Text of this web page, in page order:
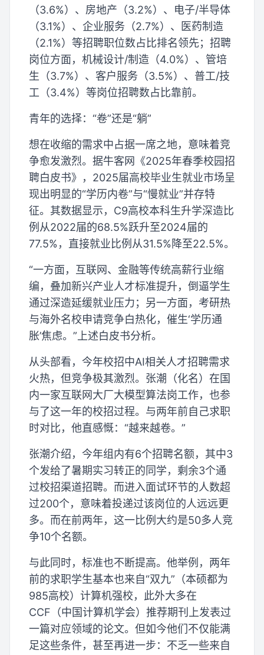
（3.6%）、房地产（3.2%）、电子/半导体
（3.1%）、企业服务（2.7%）、医药制造
（2.1%）等招聘职位数占比排名领先；招聘
岗位方面，机械设计/制造（4.0%）、管培
生（3.7%）、客户服务（3.5%）、普工/技
工（3.4%）等岗位招聘数占比靠前。
青年的选择：“卷”还是“躺”
想在收缩的需求中占据一席之地，意味着竞
争愈发激烈。据牛客网《2025年春季校园招
聘白皮书》，2025届高校毕业生就业市场呈
现出明显的“学历内卷”与“慢就业”并存特
征。其数据显示，C9高校本科生升学深造比
例从2022届的68.5%跃升至2024届的
77.5%，直接就业比例从31.5%降至22.5%。
“一方面，互联网、金融等传统高薪行业缩
编，叠加新兴产业人才标准提升，倒逼学生
通过深造延缓就业压力；另一方面，考研热
与海外名校申请竞争白热化，催生‘学历通
胀’焦虑。”上述白皮书分析。
从头部看，今年校招中AI相关人才招聘需求
火热，但竞争极其激烈。张潮（化名）在国
内一家互联网大厂大模型算法岗工作，也参
与了这一年的校招过程。与两年前自己求职
时对比，他直感慨：“越来越卷。”
张潮介绍，今年组内有6个招聘名额，其中3
个发给了暑期实习转正的同学，剩余3个通
过校招渠道招聘。而进入面试环节的人数超
过200个，意味着投递过该岗位的人远远更
多。而在前两年，这一比例大约是50多人竞
争10个名额。
与此同时，标准也不断提高。他举例，两年
前的求职学生基本也来自“双九”（本硕都为
985高校）计算机强校，此外大多在
CCF（中国计算机学会）推荐期刊上发表过
一篇对应领域的论文。但如今他们不仅能满
足这些条件，甚至再进一步：不乏一些来自